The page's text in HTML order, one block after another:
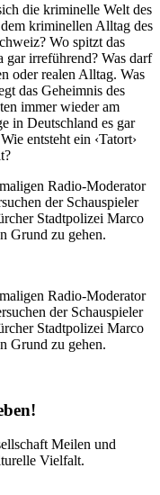
die kriminelle Welt des
kriminellen Alltag des
Wo spitzt das
gar irreführend? Was darf
oder realen Alltag. Was
das Geheimnis des
immer wieder am
in Deutschland es gar
entsteht ein ‹Tatort›
Radio-Moderator
der Schauspieler
Stadtpolizei Marco
Grund zu gehen.
Radio-Moderator
der Schauspieler
Stadtpolizei Marco
Grund zu gehen.
Meilen und
Vielfalt.